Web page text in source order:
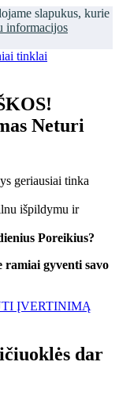
slapukus, kurie
informacijos
Neturi
geriausiai tinka
išpildymu ir
Poreikius?
ramiai gyventi savo
ĮVERTINIMĄ
dar